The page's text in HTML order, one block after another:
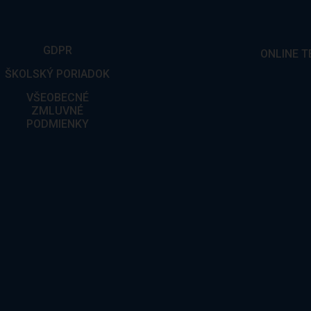
GDPR
ŠKOLSKÝ PORIADOK
VŠEOBECNÉ
ZMLUVNÉ
PODMIENKY
ONLINE